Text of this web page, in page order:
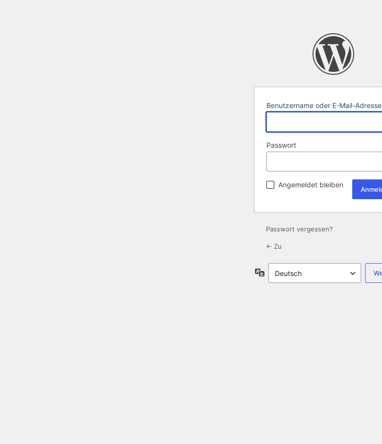
Benutzername oder E-Mail-Adresse
Passwort
Angemeldet bleiben
Passwort vergessen?
← Zu
Sprache